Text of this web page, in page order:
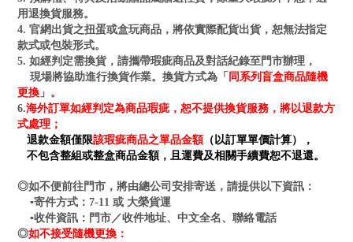
用退換貨服務。
4. 官網出貨之扭蛋或盒玩商品，將依實際配貨出貨，恕無法指定
款式或包裝形式。
5. 如經判定需換貨，請攜帶瑕疵商品及對話紀錄至門市辦理，
現場將協助進行換貨作業。換貨方式為「 同系列盲盒商品隨機
更換 」。
6.海外訂單如經判定為商品瑕疵，恕不提供換貨服務，將以退款方
式處理；
退款金額僅限該瑕疵商品之單品金額（以訂單單價計算），
不包含整組或整盒商品金額，且運費及相關手續費恕不退還。
◎如不便前往門市，將由總公司安排寄送，請提供以下資訊：
▪寄件方式：7-11 或 大榮貨運
▪收件資訊：門市／收件地址、中文全名、聯絡電話
◎如不接受隨機更換：